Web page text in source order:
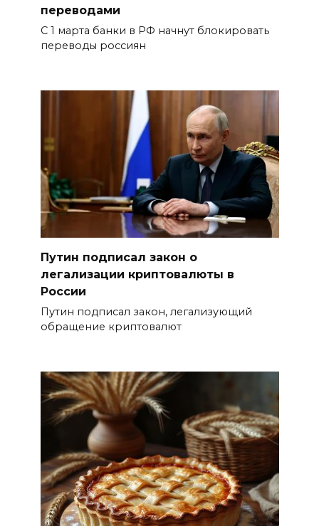
переводами
С 1 марта банки в РФ начнут блокировать
переводы россиян
Путин подписал закон о
легализации криптовалюты в
России
Путин подписал закон, легализующий
обращение криптовалют